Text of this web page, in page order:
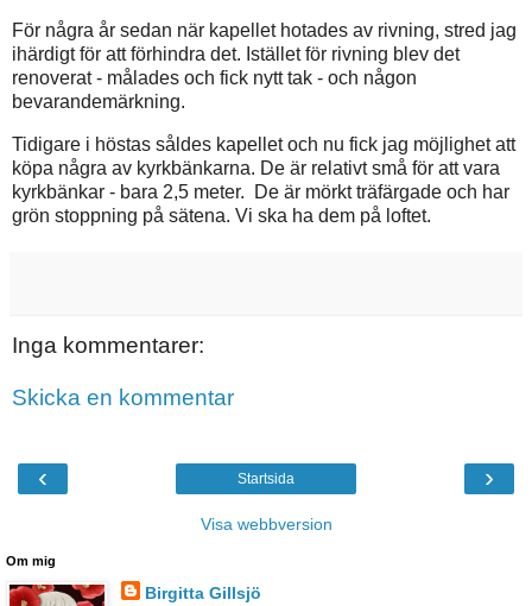
För några år sedan när kapellet hotades av rivning, stred jag
ihärdigt för att förhindra det. Istället för rivning blev det
renoverat - målades och fick nytt tak - och någon
bevarandemärkning.
Tidigare i höstas såldes kapellet och nu fick jag möjlighet att
köpa några av kyrkbänkarna. De är relativt små för att vara
kyrkbänkar - bara 2,5 meter. De är mörkt träfärgade och har
grön stoppning på sätena. Vi ska ha dem på loftet.
Inga kommentarer:
Skicka en kommentar
‹ ›
Startsida
Visa webbversion
Om mig
Birgitta Gillsjö